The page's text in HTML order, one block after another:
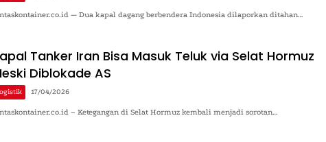
— Dua kapal dagang berbendera Indonesia dilaporkan ditahan…
Tanker Iran Bisa Masuk Teluk via Selat Hormuz
Diblokade AS
17/04/2026
– Ketegangan di Selat Hormuz kembali menjadi sorotan…